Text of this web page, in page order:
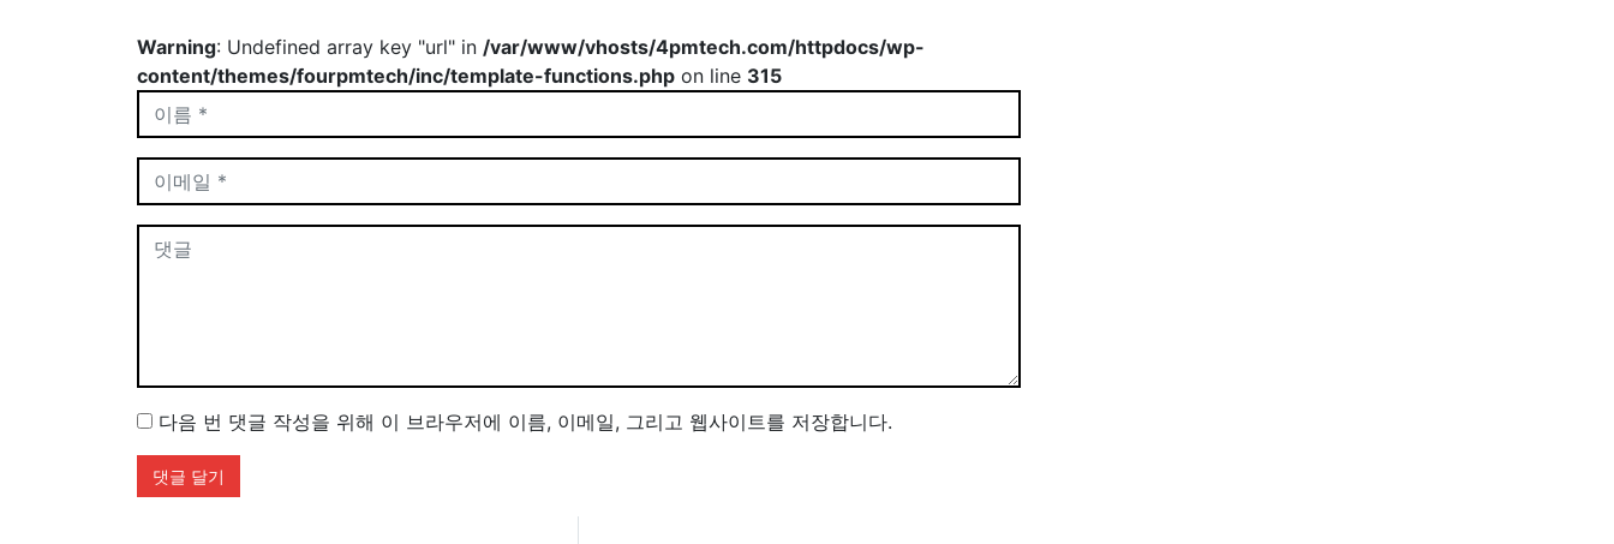
Warning: Undefined array key "url" in /var/www/vhosts/4pmtech.com/httpdocs/wp-
content/themes/fourpmtech/inc/template-functions.php on line 315
다음 번 댓글 작성을 위해 이 브라우저에 이름, 이메일, 그리고 웹사이트를 저장합니다.